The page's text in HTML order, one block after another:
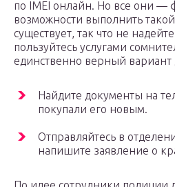
по IMEI онлайн. Но все они —
возможности выполнить
существует, так что не
пользуйтесь услугами
единственно верный вариант
Найдите документы на
покупали его новым.
Отправляйтесь в
напишите заявление о